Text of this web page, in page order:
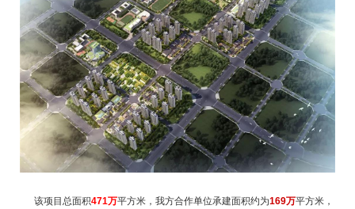
该项目总面积471万平方米， 我方合作单位承建面积约为169万平方米，